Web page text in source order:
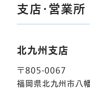
支店・営業所
北九州支店
〒805-0067
福岡県北九州市八